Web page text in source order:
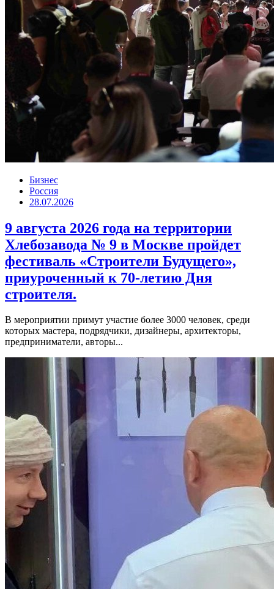
Бизнес
Россия
28.07.2026
9 августа 2026 года на территории
Хлебозавода № 9 в Москве пройдет
фестиваль «Строители Будущего»,
приуроченный к 70-летию Дня
строителя.
В мероприятии примут участие более 3000 человек, среди
которых мастера, подрядчики, дизайнеры, архитекторы,
предприниматели, авторы...